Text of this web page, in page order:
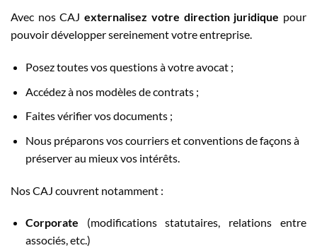
Avec nos CAJexternalisez votre direction juridique pour
pouvoir développer sereinement votre entreprise.
Posez toutes vos questions à votre avocat ;
Accédez à nos modèles de contrats ;
Faites vérifier vos documents ;
Nous préparons vos courriers et conventions de façons à
préserver au mieux vos intérêts.
Nos CAJ couvrent notamment :
Corporate (modifications statutaires, relations entre
associés, etc.)